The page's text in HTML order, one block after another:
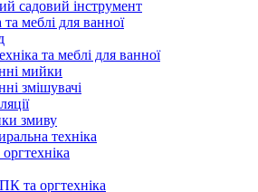
садовий інструмент
та меблі для ванної
та меблі для ванної
мийки
змішувачі
змиву
техніка
та оргтехніка